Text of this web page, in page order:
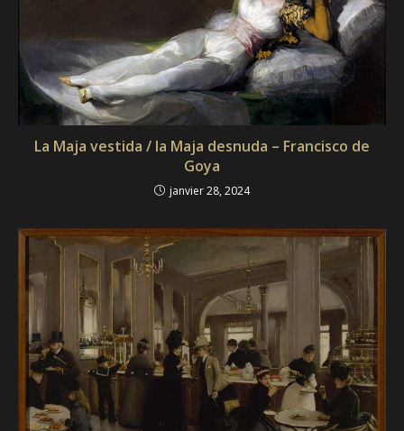
La Maja vestida / la Maja desnuda – Francisco de
Goya
janvier 28, 2024